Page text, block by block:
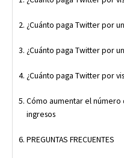
¿Cuánto paga Twitter por
¿Cuánto paga Twitter por
¿Cuánto paga Twitter por
Cómo aumentar el
ingresos
PREGUNTAS FRECUENTES